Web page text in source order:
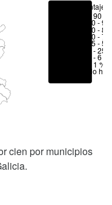
Porcentajes
> 90 %
80 -
70 -
50 -
25 -
6 - 25
1 - 6 %
< 1 %
No hay
cien por municipios